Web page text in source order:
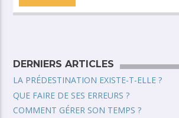
DERNIERS ARTICLES
LA PRÉDESTINATION EXISTE-T-ELLE ?
QUE FAIRE DE SES ERREURS ?
COMMENT GÉRER SON TEMPS ?